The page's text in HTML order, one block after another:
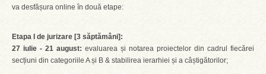
va desfășura online în două etape:
Etapa I de jurizare [3 săptămâni]:
27 iulie - 21 august: evaluarea și notarea proiectelor din cadrul fiecărei
secțiuni din categoriile A și B & stabilirea ierarhiei și a câștigătorilor;